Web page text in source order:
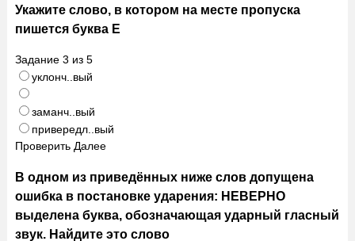
Укажите слово, в котором на месте пропуска
пишется буква Е
Задание 3 из 5
уклонч..вый
заманч..вый
привередл..вый
Проверить Далее
В одном из приведённых ниже слов допущена
ошибка в постановке ударения: НЕВЕРНО
выделена буква, обозначающая ударный гласный
звук. Найдите это слово